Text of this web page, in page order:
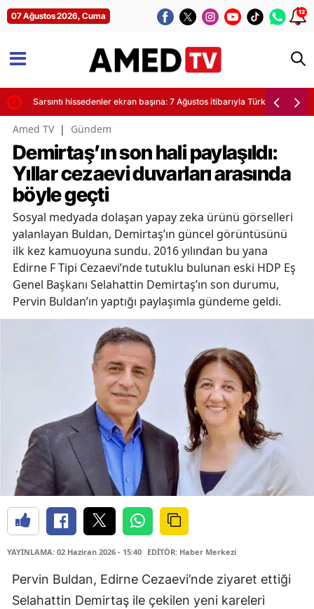
07 Ağustos 2026, Cuma 12
Sarsıntı hissedenler ekran başına: 7 Ağustos itibarıyla Türkiye'de son
Amed TV | Gündem
Demirtaş’ın son hali paylaşıldı:
Yıllar cezaevi duvarları arasında
böyle geçti
Sosyal medyada dolaşan yapay zeka ürünü görselleri
yalanlayan Buldan, Demirtaş’ın güncel görüntüsünü
ilk kez kamuoyuna sundu. 2016 yılından bu yana
Edirne F Tipi Cezaevi’nde tutuklu bulunan eski HDP Eş
Genel Başkanı Selahattin Demirtaş’ın son durumu,
Pervin Buldan’ın yaptığı paylaşımla gündeme geldi.
YAYINLAMA: 02 Haziran 2026 - 15:40 EDİTÖR: Haber Merkezi
Pervin Buldan, Edirne Cezaevi’nde ziyaret ettiği
Selahattin Demirtaş ile çekilen yeni kareleri